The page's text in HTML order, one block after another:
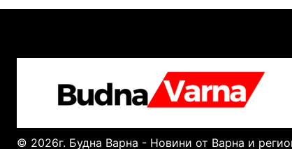
© 2026г. Будна Варна - Новини от Варна и